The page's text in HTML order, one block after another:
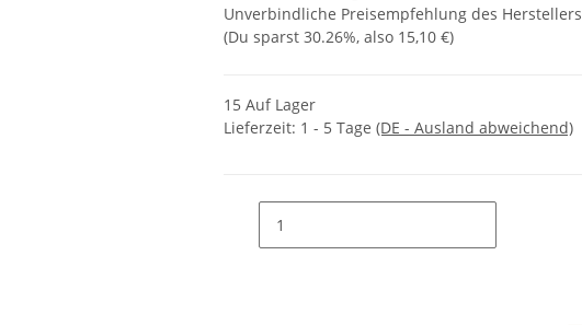
Unverbindliche Preisempfehlung des Herstellers
(Du sparst 30.26%, also 15,10 €)
15 Auf Lager
Lieferzeit: 1 - 5 Tage (DE - Ausland abweichend)